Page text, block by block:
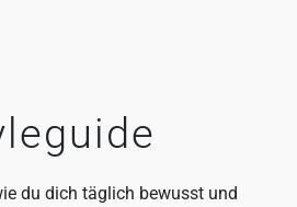
du dich täglich bewusst und